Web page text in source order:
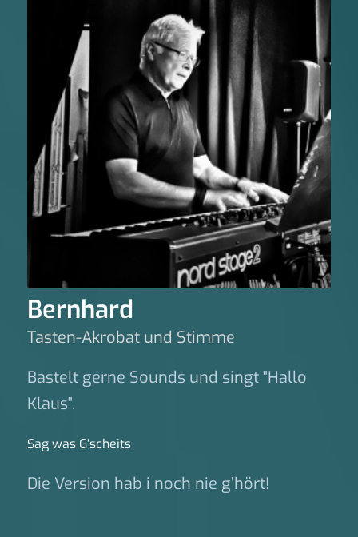
Bernhard
Tasten-Akrobat und Stimme
Bastelt gerne Sounds und singt "Hallo
Klaus".
Sag was G‘scheits
Die Version hab i noch nie g’hört!